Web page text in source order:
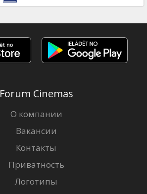
Forum Cinemas
О компании
Вакансии
Контакты
Приватность
Логотипы